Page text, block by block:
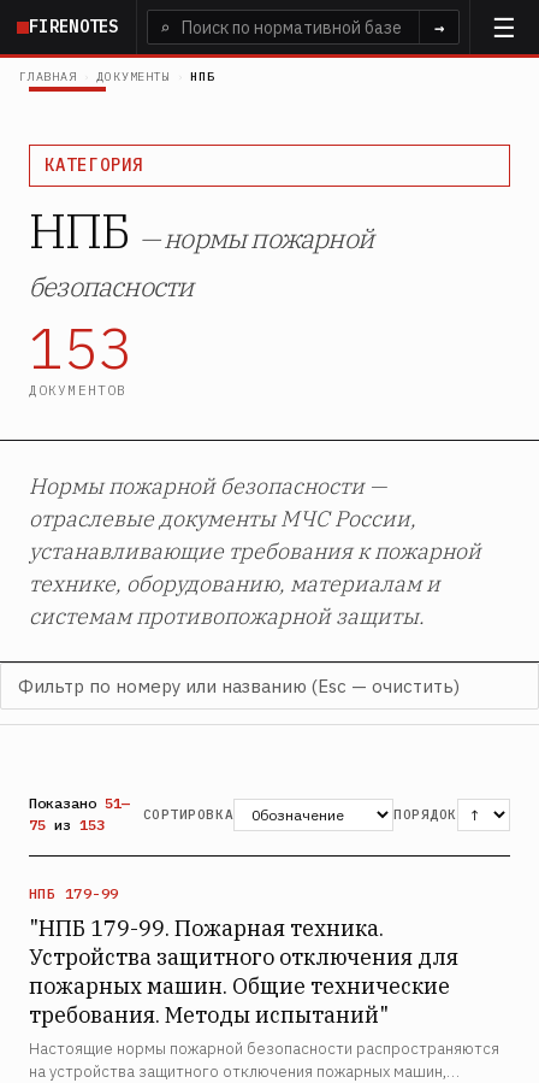
Перейти
основному
FIRENOTES ⌕ →
ГЛАВНАЯ › ДОКУМЕНТЫ › НПБ
КАТЕГОРИЯ
НПБ — нормы пожарной
безопасности
153
ДОКУМЕНТОВ
Нормы пожарной безопасности —
отраслевые документы МЧС России,
устанавливающие требования к пожарной
технике, оборудованию, материалам и
системам противопожарной защиты.
Показано 51—
75 из 153
СОРТИРОВКА ПОРЯДОК
НПБ 179-99
"НПБ 179-99. Пожарная техника.
Устройства защитного отключения для
пожарных машин. Общие технические
требования. Методы испытаний"
Настоящие нормы пожарной безопасности распространяются
на устройства защитного отключения пожарных машин,